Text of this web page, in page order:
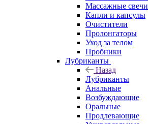
Массажные свечи
Капли и капсулы
Очистители
Пролонгаторы
Уход за телом
Пробники
Лубриканты
Назад
Лубриканты
Анальные
Возбуждающие
Оральные
Продлевающие